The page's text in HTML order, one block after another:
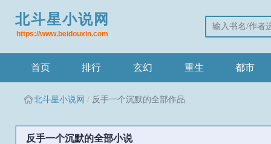
北斗星小说网
https://www.beidouxin.com
首页 排行 玄幻 重生 都市
北斗星小说网 反手一个沉默的全部作品
反手一个沉默的全部小说